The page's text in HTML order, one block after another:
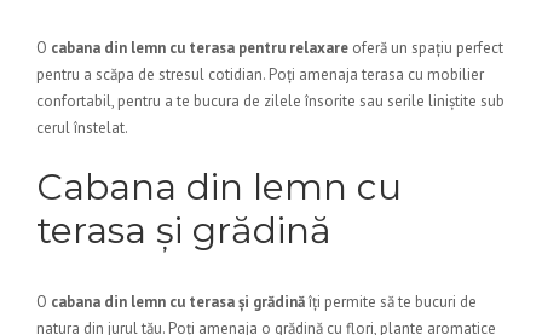
O cabana din lemn cu terasa pentru relaxare oferă un spațiu perfect
pentru a scăpa de stresul cotidian. Poți amenaja terasa cu mobilier
confortabil, pentru a te bucura de zilele însorite sau serile liniștite sub
cerul înstelat.
Cabana din lemn cu
terasa și grădină
O cabana din lemn cu terasa și grădinăîți permite să te bucuri de
natura din jurul tău. Poți amenaja o grădină cu flori, plante aromatice